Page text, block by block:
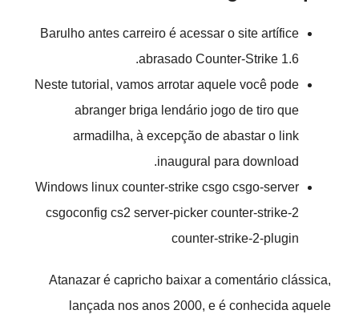
Barulho antes carreiro é acessar o site artífice
abrasado Counter-Strike 1.6.
Neste tutorial, vamos arrotar aquele você pode
abranger briga lendário jogo de tiro que
armadilha, à excepção de abastar o link
inaugural para download.
Windows linux counter-strike csgo csgo-server
csgoconfig cs2 server-picker counter-strike-2
counter-strike-2-plugin
Atanazar é capricho baixar a comentário clássica,
lançada nos anos 2000, e é conhecida aquele